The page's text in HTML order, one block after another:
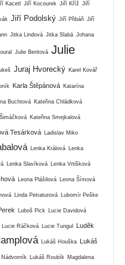
Kacetl Jiří Kocourek Jiří Kříž Jiří
Jiří Podolský Jiří Přibáň Jiří
Jitka Lindová Jitka Slabá Johana
Julie Beritová Julie
Juraj Hvorecký Karel Kovář
Karla Štěpánová Katarína
Buchtová Kateřina Chládková
Kateřina Smejkalová
Tesárková Ladislav Miko
Lenka Králová Lenka
Lenka Slavíková Lenka Vrtišková
Leona Plášilová Leona Šímová
Linda Petraturová Lubomír Peške
Luboš Pick Lucie Davidová
Lucie Ráčková Lucie Tungul Luděk
Lukáš Houška Lukáš
Nádvorník Lukáš Roubík Magdalena